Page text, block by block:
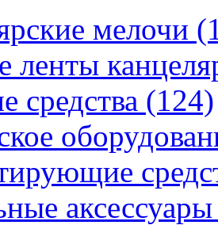
мелочи
ленты
средства (124)